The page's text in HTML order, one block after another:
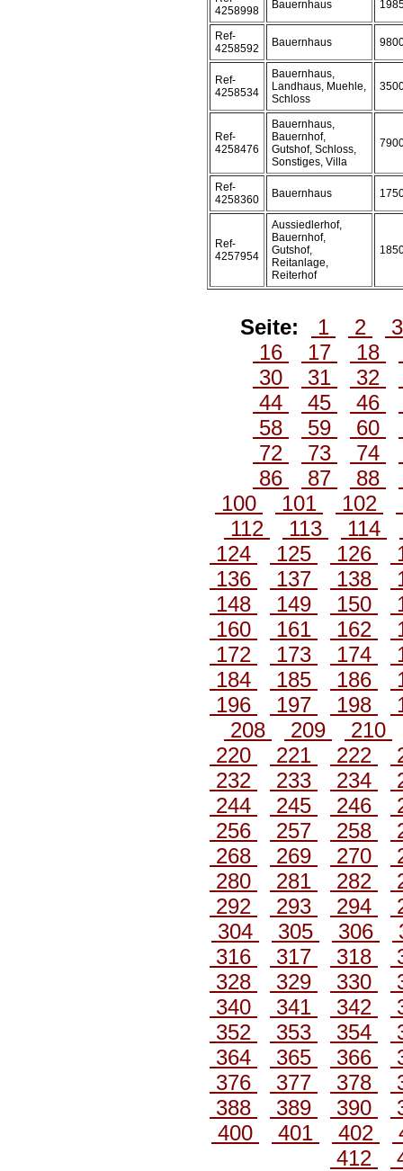
4258998
Bauernhaus
Ref-
4258592
Bauernhaus
Ref-
4258534
Bauernhaus,
Landhaus, Muehle,
Schloss
Ref-
4258476
Bauernhaus,
Bauernhof,
Gutshof, Schloss,
Sonstiges, Villa
Ref-
4258360
Bauernhaus
Ref-
4257954
Aussiedlerhof,
Bauernhof,
Gutshof,
Reitanlage,
Reiterhof
Seite: 1 2
16
17 18
30
31 32
44
45 46
58
59 60
72
73 74
86
87 88
100
101 102
112
113 114
124
125 126
136
137 138
148
149 150
160
161 162
172
173 174
184
185 186
196
197 198
208
209
210
220
221 222
232
233 234
244
245 246
256
257 258
268
269 270
280
281 282
292
293 294
304
305 306
316
317 318
328
329 330
340
341 342
352
353 354
364
365 366
376
377 378
388
389 390
400
401 402
412